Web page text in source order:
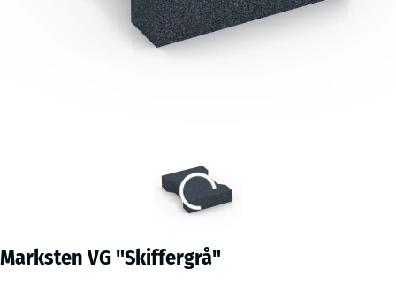
Marksten VG "Skiffergrå"